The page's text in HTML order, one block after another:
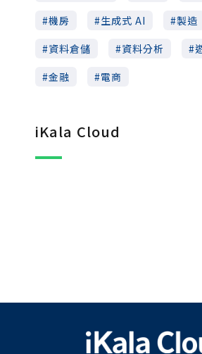
機房
生成式 AI
製造
資料倉儲
資料分析
金融
電商
iKala Cloud